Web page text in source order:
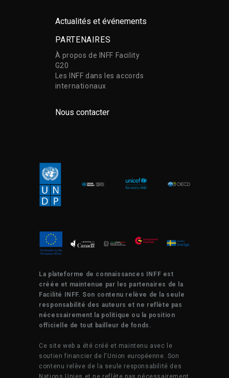
Actualités et événements
PARTENAIRES
À propos de INFF Facility
G20
Les INFF dans les accords
internationaux
Nous contacter
La plateforme de connaissances INFF est
créée et maintenue par les partenaires de la
Facilité INFF. Son contenu relève de la seule
responsabilité des auteurs et ne reflète pas
nécessairement la politique ou la position
officielle de tout bailleur de fonds.
Ce site web a été créé et maintenu avec le
soutien financier de l'Union européenne. Son
contenu relève de la seule responsabilité des
Nations Unies et ne reflète pas nécessairement